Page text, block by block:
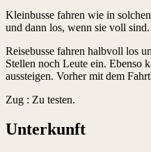
Kleinbusse fahren wie in
und dann los, wenn sie voll sind.
Reisebusse fahren halbvoll los
Stellen noch Leute ein. Ebenso
aussteigen. Vorher mit dem
Zug : Zu testen.
Unterkunft